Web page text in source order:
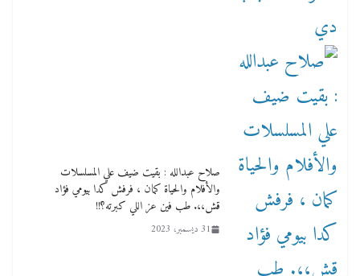
صلاح عبدالله : بقيت ضيف علي المسلسلات
والأفلام والحياة كمان ، فرفش كدا بيومي فؤاد
قش،،. طب فين عز اللي كبرته؟!!
31 ديسمبر، 2023